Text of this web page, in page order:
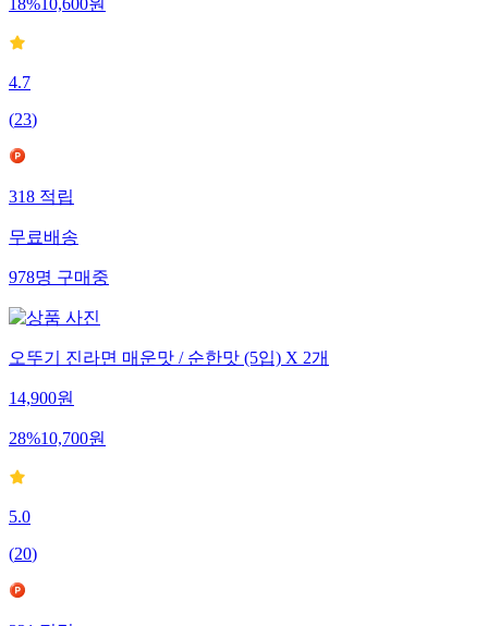
18%10,600원
4.7
(23)
318적립
무료배송
978명구매중
오뚜기 진라면 매운맛 / 순한맛 (5입) X 2개
14,900원
28%10,700원
5.0
(20)